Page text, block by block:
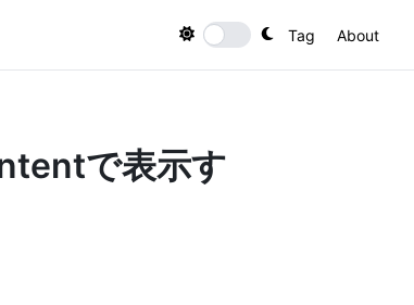
Toggle theme
Tag About
で表示す